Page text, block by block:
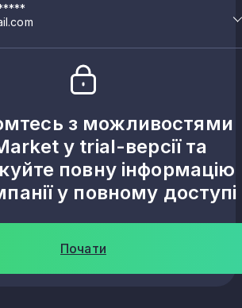
з можливостями
у trial-версії та
повну інформацію
у повному доступі
Почати